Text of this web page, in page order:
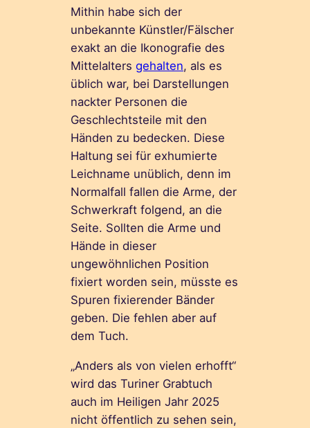
Mithin habe sich der
unbekannte Künstler/Fälscher
exakt an die Ikonografie des
Mittelaltersgehalten, als es
üblich war, bei Darstellungen
nackter Personen die
Geschlechtsteile mit den
Händen zu bedecken. Diese
Haltung sei für exhumierte
Leichname unüblich, denn im
Normalfall fallen die Arme, der
Schwerkraft folgend, an die
Seite. Sollten die Arme und
Hände in dieser
ungewöhnlichen Position
fixiert worden sein, müsste es
Spuren fixierender Bänder
geben. Die fehlen aber auf
dem Tuch.
„Anders als von vielen erhofft“
wird das Turiner Grabtuch
auch im Heiligen Jahr 2025
nicht öffentlich zu sehen sein,